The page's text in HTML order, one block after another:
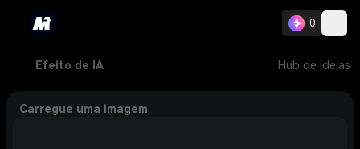
0
Efeito de IA Hub de Ideias
Carregue uma imagem